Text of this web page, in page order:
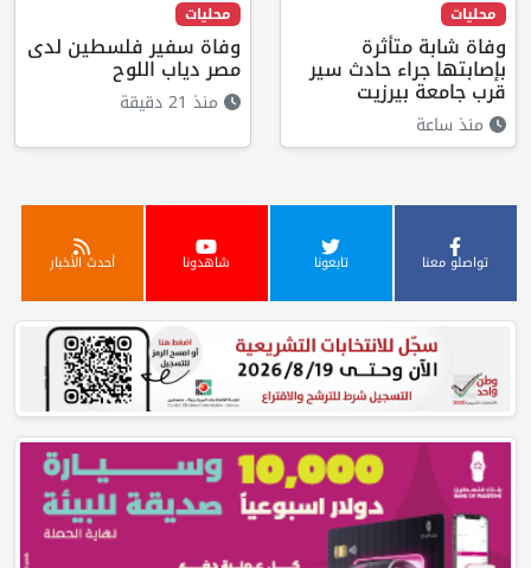
محليات
وفاة شابة متأثرة
بإصابتها جراء حادث سير
قرب جامعة بيرزيت
منذ ساعة
محليات
وفاة سفير فلسطين لدى
مصر دياب اللوح
منذ 21 دقيقة
تواصلو معنا تابعونا شاهدونا أحدث الأخبار